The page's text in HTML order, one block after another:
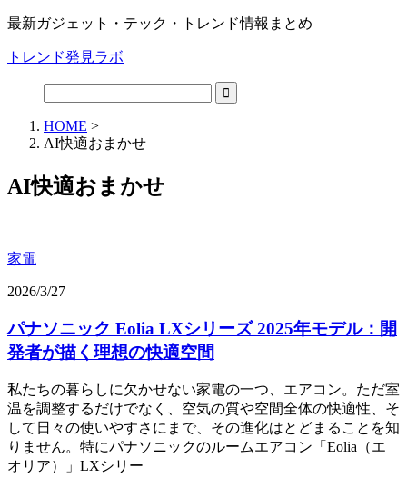
最新ガジェット・テック・トレンド情報まとめ
トレンド発見ラボ
HOME >
AI快適おまかせ
AI快適おまかせ
家電
2026/3/27
パナソニック Eolia LXシリーズ 2025年モデル：開
発者が描く理想の快適空間
私たちの暮らしに欠かせない家電の一つ、エアコン。ただ室
温を調整するだけでなく、空気の質や空間全体の快適性、そ
して日々の使いやすさにまで、その進化はとどまることを知
りません。特にパナソニックのルームエアコン「Eolia（エ
オリア）」LXシリー